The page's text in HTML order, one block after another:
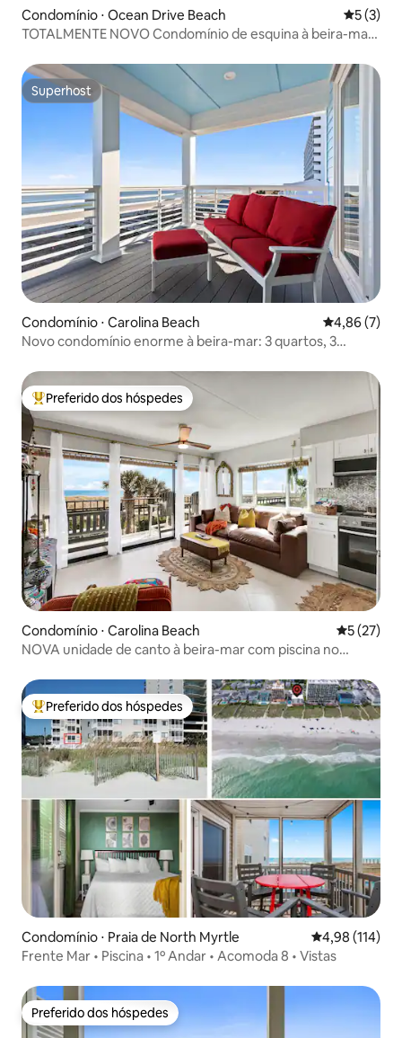
Condomínio ⋅ Ocean Drive Beach 5 de
5 (3)
TOTALMENTE NOVO Condomínio de esquina à beira-mar
Superhost
Superhost
Condomínio ⋅ Carolina Beach 4,86 de uma
4,86 (7)
Novo condomínio enorme à beira-mar: 3 quartos, 3
Entre os melhores preferidos dos hóspedes
Preferido dos hóspedes
Condomínio ⋅ Carolina Beach 5 de uma
5 (27)
NOVA unidade de canto à beira-mar com piscina no
Entre os melhores preferidos dos hóspedes
Preferido dos hóspedes
Condomínio ⋅ Praia de North Myrtle 4,98 de uma
4,98 (114)
Frente Mar • Piscina • 1º Andar • Acomoda 8 • Vistas
Preferido dos hóspedes
Preferido dos hóspedes